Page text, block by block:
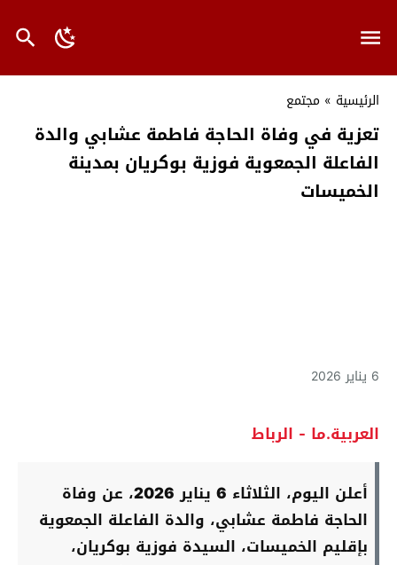
الرئيسية » مجتمع
تعزية في وفاة الحاجة فاطمة عشابي والدة
الفاعلة الجمعوية فوزية بوكريان بمدينة
الخميسات
6 يناير 2026
العربية.ما - الرباط
أعلن اليوم، الثلاثاء 6 يناير 2026، عن وفاة
الحاجة فاطمة عشابي، والدة الفاعلة الجمعوية
بإقليم الخميسات، السيدة فوزية بوكريان،